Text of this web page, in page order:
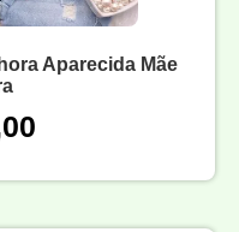
Aparecida Mãe